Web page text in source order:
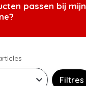
passen bij mijn
Filtres